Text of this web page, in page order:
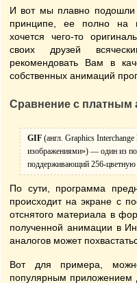
И вот мы плавно подошли
принципе, ее полно на
хочется чего-то
своих друзей
рекомендовать Вам в
собственных анимаций
Сравнение с платным
GIF(англ. Graphics
изображениями») — один из
поддерживающий 256-цветную
По сути, программа
происходит на экране с
отснятого материала в
полученной анимации в
аналогов может
Вот для примера,
популярным приложением